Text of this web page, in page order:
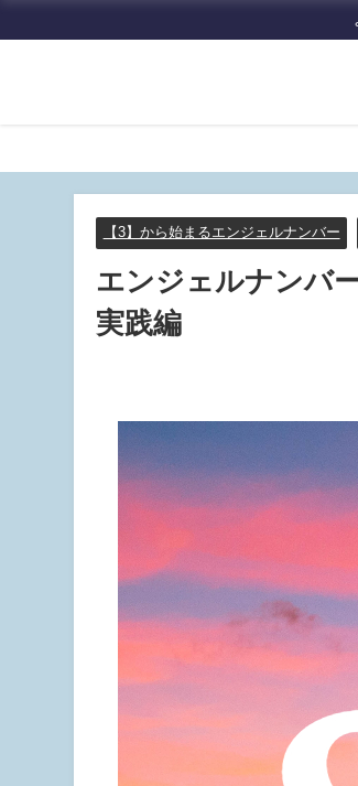
【3】から始まるエンジェルナンバー
エンジェルナンバ
実践編